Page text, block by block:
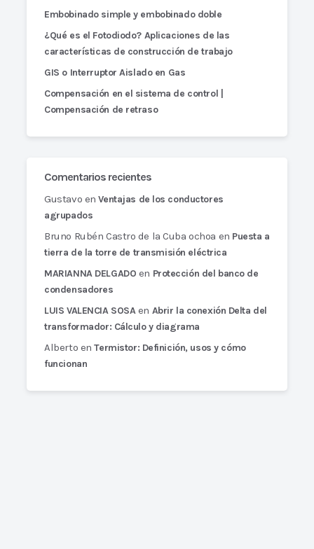
Embobinado simple y embobinado doble
¿Qué es el Fotodiodo? Aplicaciones de las
características de construcción de trabajo
GIS o Interruptor Aislado en Gas
Compensación en el sistema de control |
Compensación de retraso
Comentarios recientes
Gustavo enVentajas de los conductores
agrupados
Bruno Rubén Castro de la Cuba ochoa en Puesta a
tierra de la torre de transmisión eléctrica
MARIANNA DELGADO en Protección del banco de
condensadores
LUIS VALENCIA SOSAen Abrir la conexión Delta del
transformador: Cálculo y diagrama
Alberto enTermistor: Definición, usos y cómo
funcionan